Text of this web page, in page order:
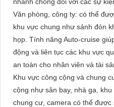
Văn phòng, công ty: có thể
khu vực chung như sảnh đón
họp. Tính năng Auto-cruise
động và liên tục các khu vực
an toàn cho nhân viên và tài
Khu vực công cộng và chung
cộng như sân bay, nhà ga,
chung cư, camera có thể